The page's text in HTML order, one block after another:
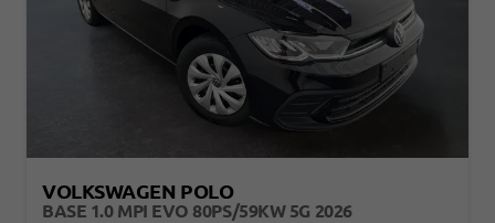
VOLKSWAGEN POLO
BASE 1.0 MPI EVO 80PS/59KW 5G 2026